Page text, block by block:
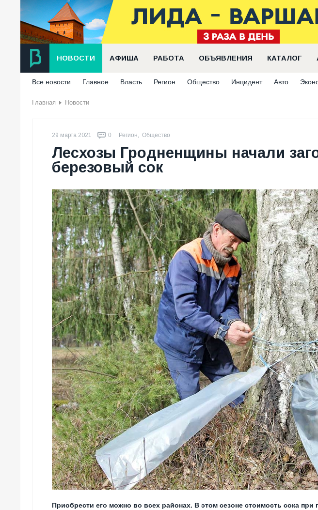
НОВОСТИ АФИША РАБОТА ОБЪЯВЛЕНИЯ КАТАЛОГ
Все новости Главное Власть Регион Общество Инцидент Авто
Главная Новости
29 марта 2021 0 Регион, Общество
Лесхозы Гродненщины начали
березовый сок
Приобрести его можно во всех районах. В этом сезоне стоимость сока при